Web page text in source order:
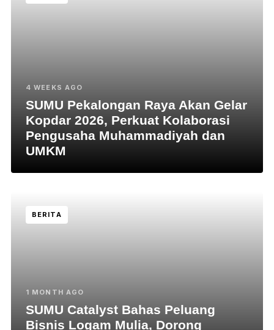
4 WEEKS AGO
SUMU Pekalongan Raya Akan Gelar
Kopdar 2026, Perkuat Kolaborasi
Pengusaha Muhammadiyah dan
UMKM
BERITA
1 MONTH AGO
SUMU Catalyst Bahas Peluang
Bisnis Logam Mulia, Dorong